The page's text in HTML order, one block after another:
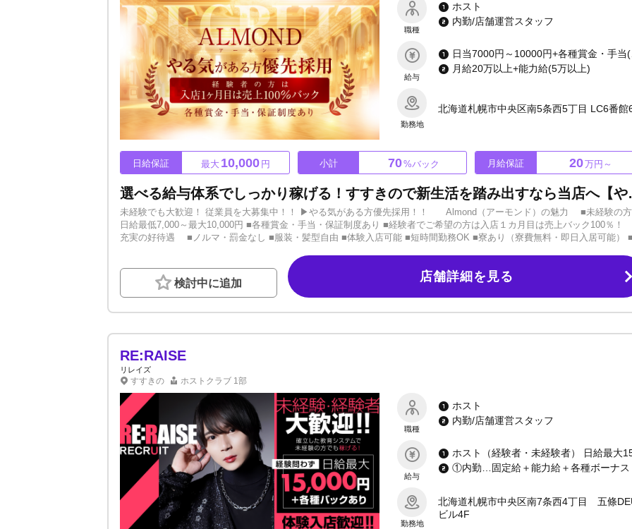
職種
ホスト
内勤/店舗運営スタッフ
給与
月給20万以上+能力給(5万以上)
勤務地
北海道札幌市中央区南5条西5丁目 LC6番館
日給保証 最大 10,000 円 小計 70%バック 月給保証 20万円～
選べる給与体系でしっかり
未経験でも大歓迎！ 従業員を大募集中！！ ▶やる気がある方優先採用！！ Almond（アーモンド）の魅力 ■未経験の
日給最低7,000～最大10,000円 ■各種賞金・手当・保証制度あり ■経験者でご希望の方は入店１カ月目は売上バック100％
充実の好待遇 ■ノルマ・罰金なし ■服装・髪型自由 ■体験入店可能 ■短時間勤務OK ■寮あり（寮費無料・即日入居可能）
輩後輩関係なく仲が良く、アットホームな温かさでサポートいたします！ 新規のお客様続々ご来店中！スタッフの人数が
いからこそチャンス大！！ 「イケメンじゃないと稼げない？」 「未経験だから不安」 「しゃべるのがちょっと苦手」 「お
が飲めない・弱い」 「モテたことがないけれど…」 そんな理由で応募をためらっているならもったいない！！ たしかに「
ケメンでしゃべりも上手で酒豪でモテまくる人」なら有利かもしれませんが、そんな人は全国を探してもほんの一握りいるか
うかです！！ ホストをはじめるにあたって大事なのは… 一歩を踏み出す勇気だけ！！ まずは応募しないと始まりません
遇、環境面にも自信があります！ ぜひ一度体験に来てみてください！！ 経験者の方なら、当店のシステムの良さや働きやす
を実感していただけると思います。 【まずはご応募を！】 学歴・経験不問です！ まずは面接でお話のみでもOK。 ぜひお気
軽にご連絡ください！！
検討中に追加 店舗詳細を見る
RE:RAISE
リレイズ
すすきの ホストクラブ 1部
職種
ホスト
内勤/店舗運営スタッフ
給与
勤務地
北海道札幌市中央区南7条西4丁目 五條
ビル4F